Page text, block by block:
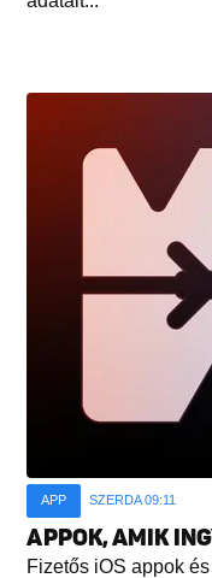
APP SZERDA 09:11
APPOK, AMIK
Fizetős iOS appok